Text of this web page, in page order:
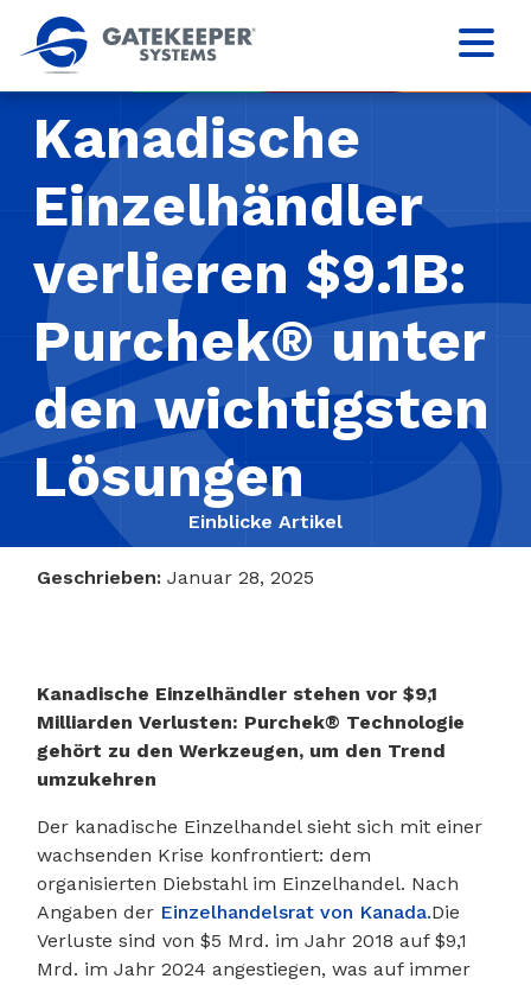
Kanadische
Einzelhändler
verlieren $9.1B:
Purchek® unter
den wichtigsten
Lösungen
Einblicke Artikel
Geschrieben: Januar 28, 2025
Kanadische Einzelhändler stehen vor $9,1
Milliarden Verlusten: Purchek® Technologie
gehört zu den Werkzeugen, um den Trend
umzukehren
Der kanadische Einzelhandel sieht sich mit einer
wachsenden Krise konfrontiert: dem
organisierten Diebstahl im Einzelhandel. Nach
Angaben der Einzelhandelsrat von Kanada.Die
Verluste sind von $5 Mrd. im Jahr 2018 auf $9,1
Mrd. im Jahr 2024 angestiegen, was auf immer